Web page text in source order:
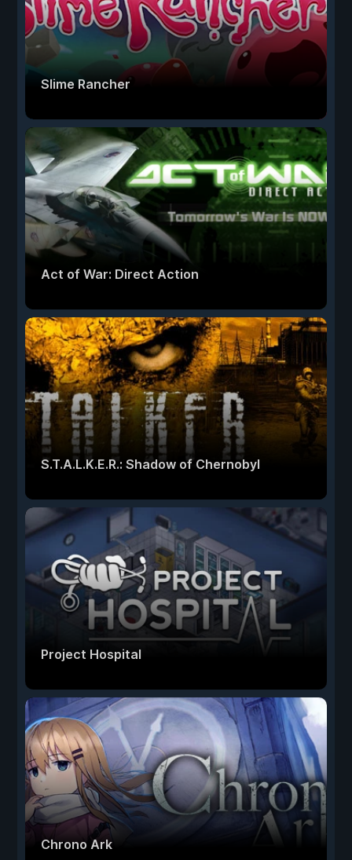
Slime Rancher
Act of War: Direct Action
S.T.A.L.K.E.R.: Shadow of Chernobyl
Project Hospital
Chrono Ark